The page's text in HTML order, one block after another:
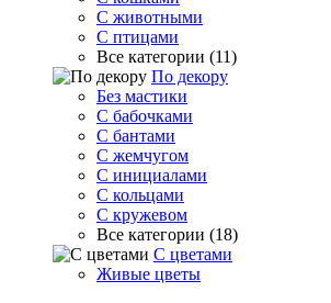
С животными
С птицами
Все категории (11)
По декору
Без мастики
С бабочками
С бантами
С жемчугом
С инициалами
С кольцами
С кружевом
Все категории (18)
С цветами
Живые цветы